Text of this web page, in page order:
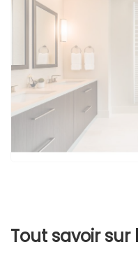
Tout savoir